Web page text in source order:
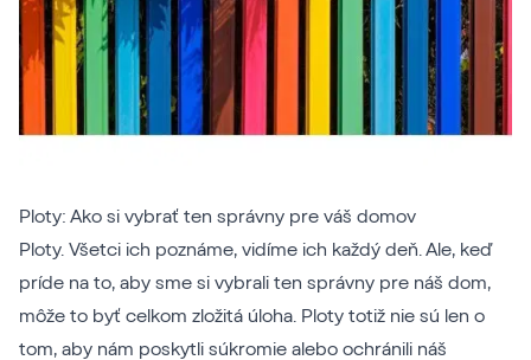
Ploty: Ako si vybrať ten správny pre váš domov
Ploty. Všetci ich poznáme, vidíme ich každý deň. Ale, keď
príde na to, aby sme si vybrali ten správny pre náš dom,
môže to byť celkom zložitá úloha. Ploty totiž nie sú len o
tom, aby nám poskytli súkromie alebo ochránili náš